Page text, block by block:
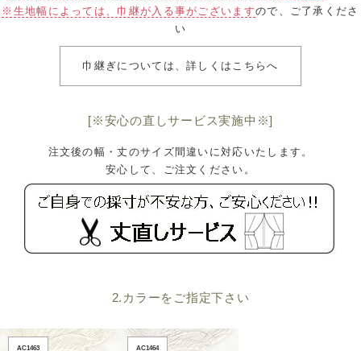
※生地幅によっては、巾継が入る事がございますので、ご了承くださ
い
巾継ぎについては、詳しくはこちらへ
[※安心の直しサービス実施中※]
注文後の幅・丈のサイズ間違いに対応いたします。
安心して、ご注文ください。
2.カラーをご指定下さい
AC1463 AC1464